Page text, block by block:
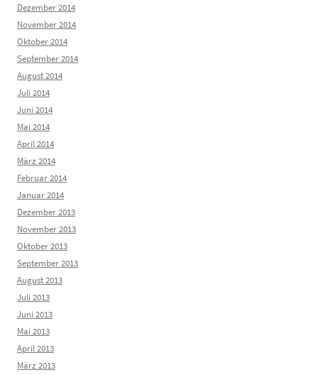
Dezember 2014
November 2014
Oktober 2014
September 2014
August 2014
Juli 2014
Juni 2014
Mai 2014
April 2014
März 2014
Februar 2014
Januar 2014
Dezember 2013
November 2013
Oktober 2013
September 2013
August 2013
Juli 2013
Juni 2013
Mai 2013
April 2013
März 2013